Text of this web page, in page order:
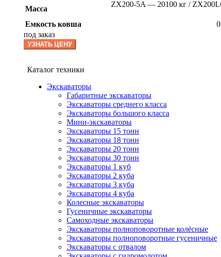
Масса
ZX200-5A — 20100 кг /
Емкость ковша
под заказ
УЗНАТЬ ЦЕНУ
Каталог техники
Экскаваторы
Габаритные экскаваторы
Экскаваторы среднего класса
Экскаваторы большого класса
Мини-экскаваторы
Экскаваторы 15 тонн
Экскаваторы 18 тонн
Экскаваторы 20 тонн
Экскаваторы 30 тонн
Экскаваторы 1 куб
Экскаваторы 2 куба
Экскаваторы 3 куба
Экскаваторы 4 куба
Колесные экскаваторы
Гусеничные экскаваторы
Самоходные экскаваторы
Экскаваторы полноповоротные колёсные
Экскаваторы полноповоротные гусеничные
Экскаваторы с отвалом